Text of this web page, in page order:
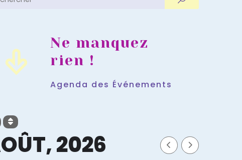
Ne manquez
rien !
Agenda des Événements
2026